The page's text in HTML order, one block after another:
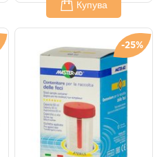
Купува
-25%